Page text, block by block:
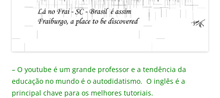
– O youtube é um grande professor e a tendência da
educação no mundo é o autodidatismo. O inglês é a
principal chave para os melhores tutoriais.